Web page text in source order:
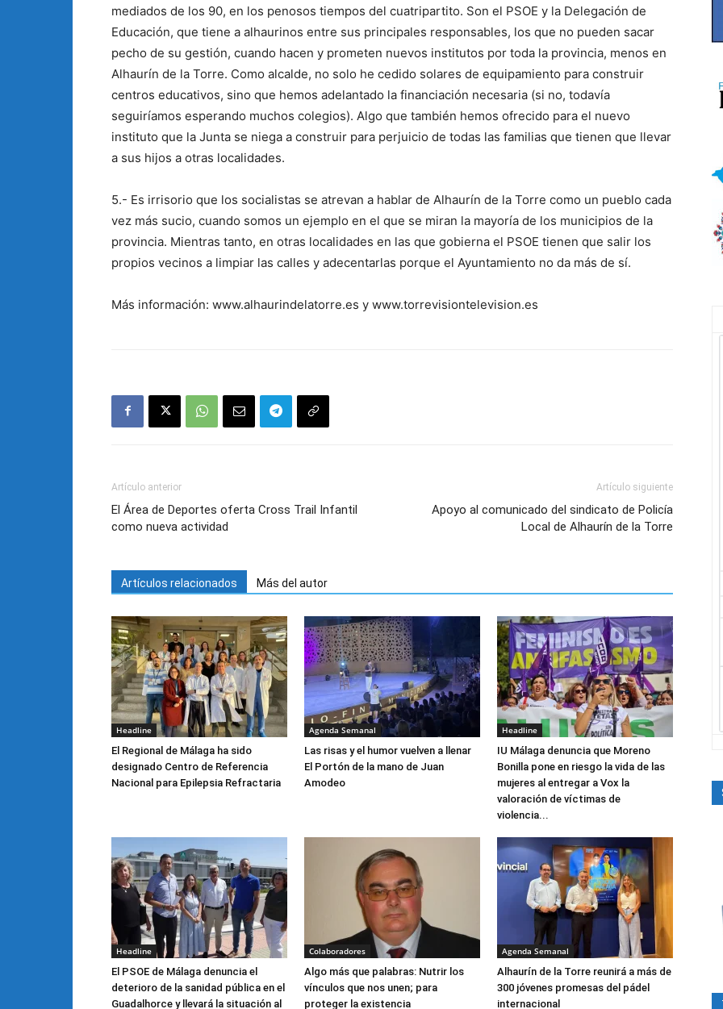
mediados de los 90, en los penosos tiempos del cuatripartito. Son el PSOE y la Delegación de
Educación, que tiene a alhaurinos entre sus principales responsables, los que no pueden sacar
pecho de su gestión, cuando hacen y prometen nuevos institutos por toda la provincia, menos en
Alhaurín de la Torre. Como alcalde, no solo he cedido solares de equipamiento para construir
centros educativos, sino que hemos adelantado la financiación necesaria (si no, todavía
seguiríamos esperando muchos colegios). Algo que también hemos ofrecido para el nuevo
instituto que la Junta se niega a construir para perjuicio de todas las familias que tienen que llevar
a sus hijos a otras localidades.
5.- Es irrisorio que los socialistas se atrevan a hablar de Alhaurín de la Torre como un pueblo cada
vez más sucio, cuando somos un ejemplo en el que se miran la mayoría de los municipios de la
provincia. Mientras tanto, en otras localidades en las que gobierna el PSOE tienen que salir los
propios vecinos a limpiar las calles y adecentarlas porque el Ayuntamiento no da más de sí.
Más información: www.alhaurindelatorre.es y www.torrevisiontelevision.es
Artículo anterior
El Área de Deportes oferta Cross Trail Infantil
como nueva actividad
Artículo siguiente
Apoyo al comunicado del sindicato de Policía
Local de Alhaurín de la Torre
Artículos relacionados Más del autor
Headline
El Regional de Málaga ha sido
designado Centro de Referencia
Nacional para Epilepsia Refractaria
Agenda Semanal
Las risas y el humor vuelven a llenar
El Portón de la mano de Juan
Amodeo
Headline
IU Málaga denuncia que Moreno
Bonilla pone en riesgo la vida de las
mujeres al entregar a Vox la
valoración de víctimas de
violencia...
Headline
El PSOE de Málaga denuncia el
deterioro de la sanidad pública en el
Guadalhorce y llevará la situación al
Colaboradores
Algo más que palabras: Nutrir los
vínculos que nos unen; para
proteger la existencia
Agenda Semanal
Alhaurín de la Torre reunirá a más de
300 jóvenes promesas del pádel
internacional